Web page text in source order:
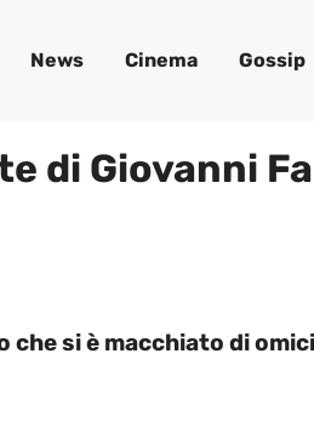
News Cinema Gossip
di Giovanni
che si è macchiato di